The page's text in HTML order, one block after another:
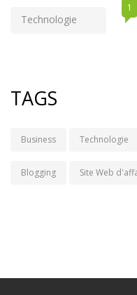
Technologie
1
TAGS
Business Technologie
Blogging Site Web